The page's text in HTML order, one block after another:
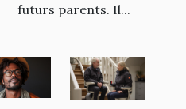
futurs parents. Il...